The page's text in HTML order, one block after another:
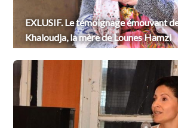
EXLUSIF. Le témoignage émouvant
Khaloudja, la mère de Lounes Hamzi